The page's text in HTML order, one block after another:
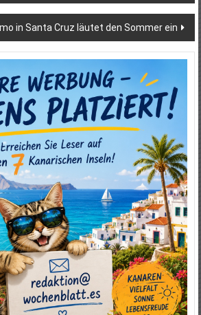
in Santa Cruz läutet den Sommer ein